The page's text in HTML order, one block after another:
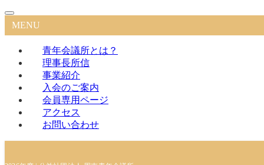
MENU
青年会議所とは？
理事長所信
事業紹介
入会のご案内
会員専用ページ
アクセス
お問い合わせ